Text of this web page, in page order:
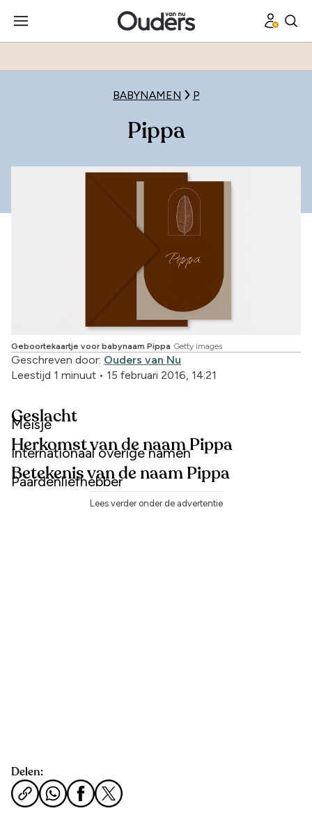
BABYNAMEN P
Pippa
Geboortekaartje voor babynaam Pippa Getty images
Geschreven door: Ouders van Nu
Leestijd 1 minuut • 15 februari 2016, 14:21
Geslacht
Meisje
Herkomst van de naam Pippa
Internationaal overige namen
Betekenis van de naam Pippa
Paardenliefhebber
Lees verder onder de advertentie
Delen: